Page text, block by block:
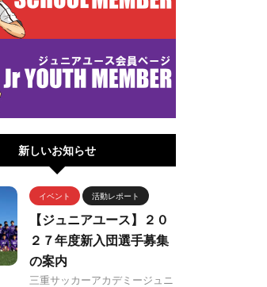
新しいお知らせ
イベント 活動レポート
【ジュニアユース】２０
２７年度新入団選手募集
の案内
三重サッカーアカデミージュニ